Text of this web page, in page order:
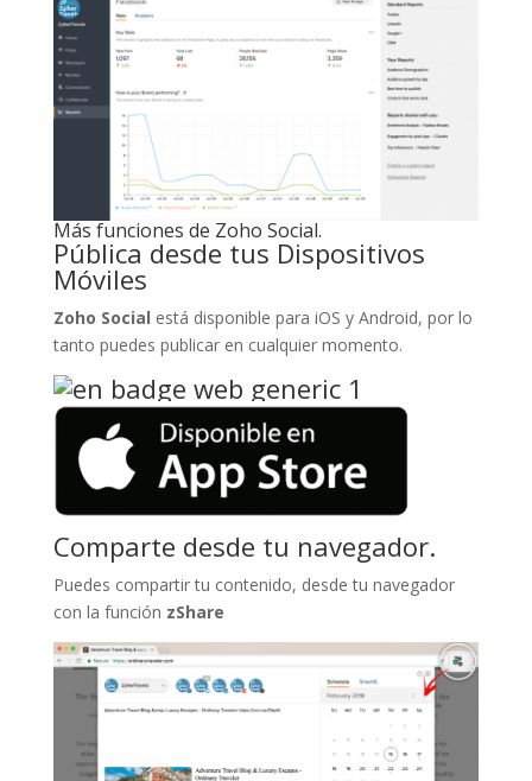
Más funciones de Zoho Social.
Pública desde tus Dispositivos
Móviles
Zoho Social está disponible para iOS y Android, por lo
tanto puedes publicar en cualquier momento.
Comparte desde tu navegador.
Puedes compartir tu contenido, desde tu navegador
con la función zShare